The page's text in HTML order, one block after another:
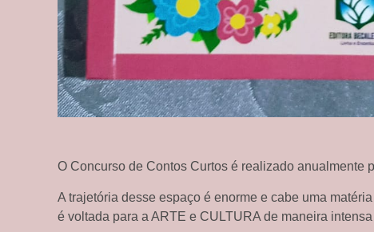
O Concurso de Contos Curtos é realizado anualmente
A trajetória desse espaço é enorme e cabe uma
é voltada para a ARTE e CULTURA de maneira